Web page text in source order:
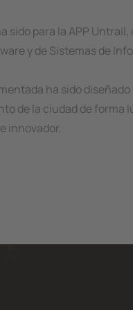
sido para la APP
y de Sistemas de
ha sido
de la ciudad de
innovador.